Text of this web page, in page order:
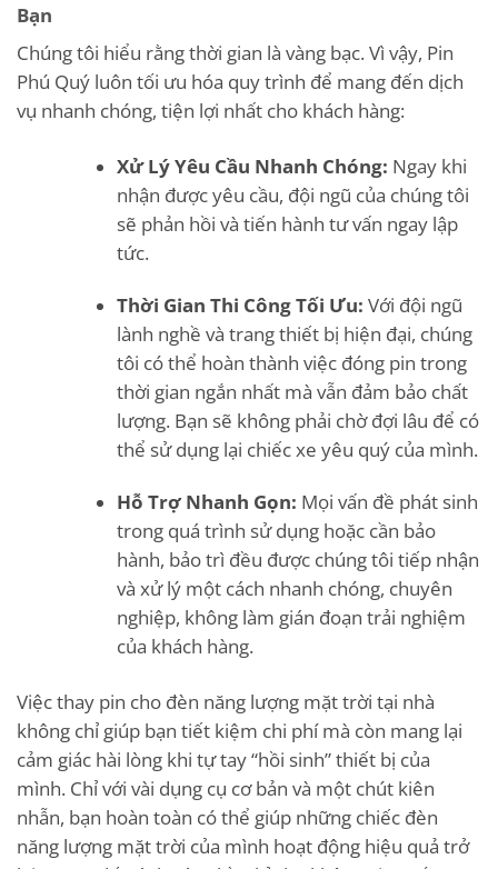
Bạn
Chúng tôi hiểu rằng thời gian là vàng bạc. Vì vậy, Pin
Phú Quý luôn tối ưu hóa quy trình để mang đến dịch
vụ nhanh chóng, tiện lợi nhất cho khách hàng:
Xử Lý Yêu Cầu Nhanh Chóng: Ngay khi
nhận được yêu cầu, đội ngũ của chúng tôi
sẽ phản hồi và tiến hành tư vấn ngay lập
tức.
Thời Gian Thi Công Tối Ưu: Với đội ngũ
lành nghề và trang thiết bị hiện đại, chúng
tôi có thể hoàn thành việc đóng pin trong
thời gian ngắn nhất mà vẫn đảm bảo chất
lượng. Bạn sẽ không phải chờ đợi lâu để có
thể sử dụng lại chiếc xe yêu quý của mình.
Hỗ Trợ Nhanh Gọn: Mọi vấn đề phát sinh
trong quá trình sử dụng hoặc cần bảo
hành, bảo trì đều được chúng tôi tiếp nhận
và xử lý một cách nhanh chóng, chuyên
nghiệp, không làm gián đoạn trải nghiệm
của khách hàng.
Việc thay pin cho đèn năng lượng mặt trời tại nhà
không chỉ giúp bạn tiết kiệm chi phí mà còn mang lại
cảm giác hài lòng khi tự tay “hồi sinh” thiết bị của
mình. Chỉ với vài dụng cụ cơ bản và một chút kiên
nhẫn, bạn hoàn toàn có thể giúp những chiếc đèn
năng lượng mặt trời của mình hoạt động hiệu quả trở